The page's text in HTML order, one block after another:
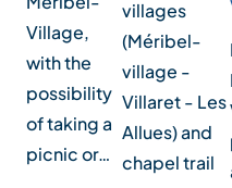
Village,
with the
possibility
of taking a
picnic or…
villages
(Méribel-
village -
Villaret - Les
Allues) and
chapel trail